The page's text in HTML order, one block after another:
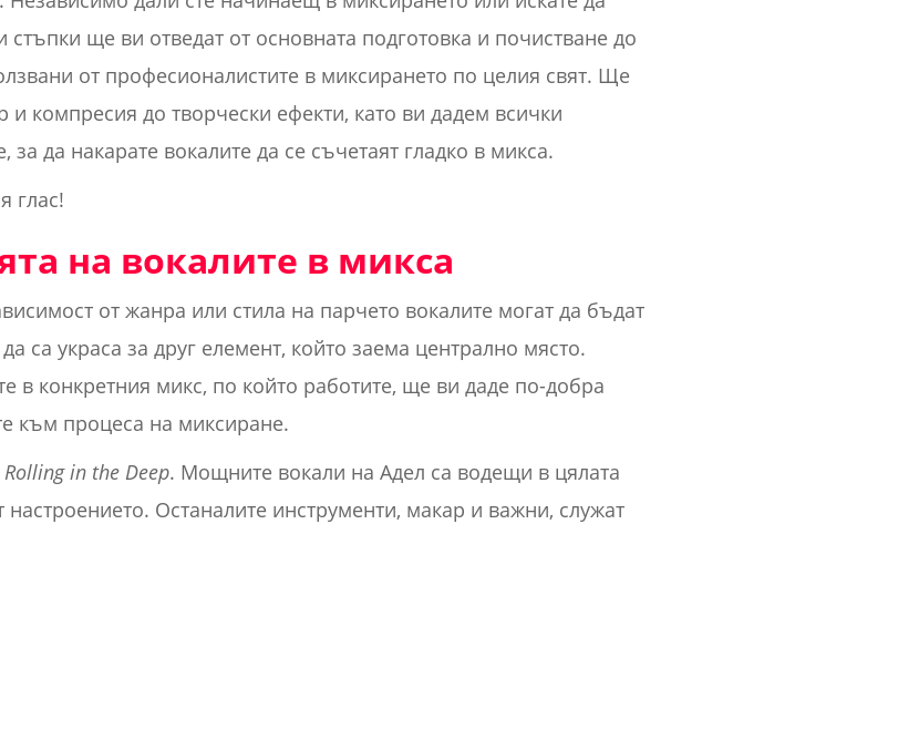
ще ви отведат от основната подготовка и почистване до
от професионалистите в миксирането по целия свят. Ще
и компресия до творчески ефекти, като ви дадем всички
за да накарате вокалите да се съчетаят гладко в микса.
глас!
на вокалите в микса
от жанра или стила на парчето вокалите могат да бъдат
са украса за друг елемент, който заема централно място.
в конкретния микс, по който работите, ще ви даде по-добра
към процеса на миксиране.
Rolling in the Deep. Мощните вокали на Адел са водещи в цялата
настроението. Останалите инструменти, макар и важни, служат